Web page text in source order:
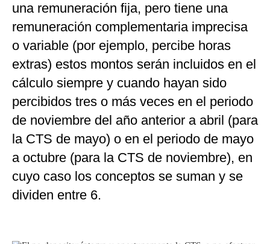
una remuneración fija, pero tiene una
remuneración complementaria imprecisa
o variable (por ejemplo, percibe horas
extras) estos montos serán incluidos en el
cálculo siempre y cuando hayan sido
percibidos tres o más veces en el periodo
de noviembre del año anterior a abril (para
la CTS de mayo) o en el periodo de mayo
a octubre (para la CTS de noviembre), en
cuyo caso los conceptos se suman y se
dividen entre 6.